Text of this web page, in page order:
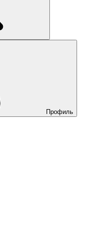
Профиль